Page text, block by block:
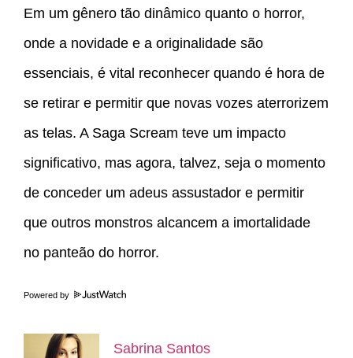
Em um gênero tão dinâmico quanto o horror,
onde a novidade e a originalidade são
essenciais, é vital reconhecer quando é hora de
se retirar e permitir que novas vozes aterrorizem
as telas. A Saga Scream teve um impacto
significativo, mas agora, talvez, seja o momento
de conceder um adeus assustador e permitir
que outros monstros alcancem a imortalidade
no panteão do horror.
Powered by
Sabrina Santos